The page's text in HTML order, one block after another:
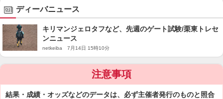
ディーバニュース
キリマンジェロタフなど、先週のゲート試験/栗東トレセ
ンニュース
netkeiba 7月14日 15時10分
注意事項
結果・成績・オッズなどのデータは、必ず主催者発行のものと照合